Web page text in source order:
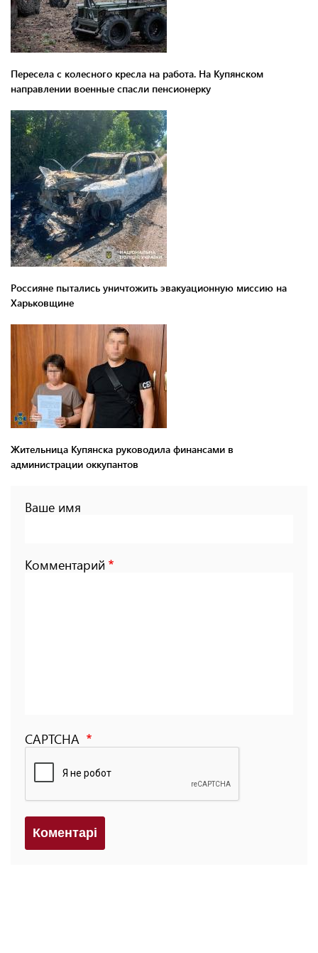
Пересела с колесного кресла на работа. На Купянском
направлении военные спасли пенсионерку
Россияне пытались уничтожить эвакуационную миссию на
Харьковщине
Жительница Купянска руководила финансами в
администрации оккупантов
Ваше имя
Комментарий
CAPTCHA
Коментарi